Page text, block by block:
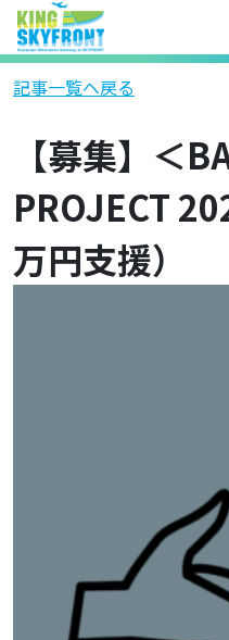
記事一覧へ戻る
【募集】＜
PROJECT
万円支援）